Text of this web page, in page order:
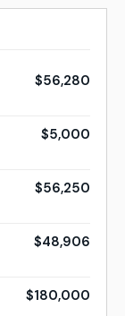
$56,280
$5,000
$56,250
$48,906
$180,000